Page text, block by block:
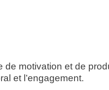
motivation et de
et l’engagement.